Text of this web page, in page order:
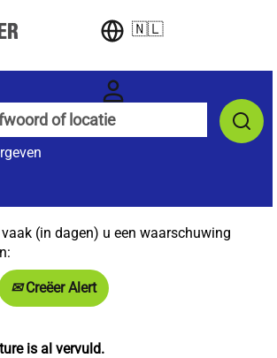
🇳🇱
(in dagen) u een waarschuwing
Creëer Alert
is al vervuld.